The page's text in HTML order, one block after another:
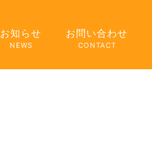
お知らせ
NEWS
お問い合わせ
CONTACT